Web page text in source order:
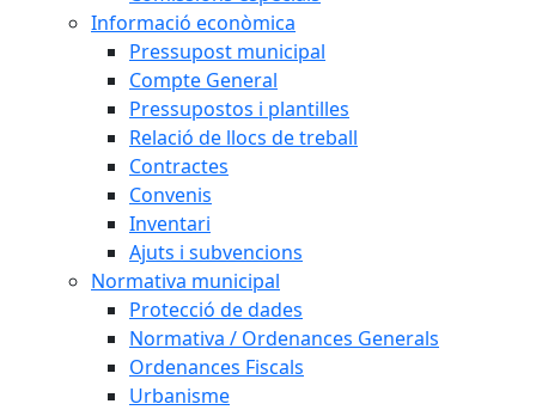
Informació econòmica
Pressupost municipal
Compte General
Pressupostos i plantilles
Relació de llocs de treball
Contractes
Convenis
Inventari
Ajuts i subvencions
Normativa municipal
Protecció de dades
Normativa / Ordenances Generals
Ordenances Fiscals
Urbanisme